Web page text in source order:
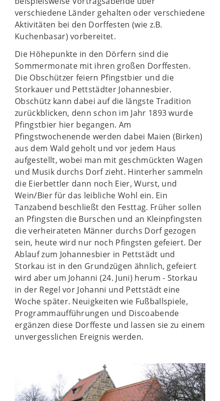
verschiedene Länder gehalten oder verschiedene
Aktivitäten bei den Dorffesten (wie z.B.
Kuchenbasar) vorbereitet.
Die Höhepunkte in den Dörfern sind die
Sommermonate mit ihren großen Dorffesten.
Die Obschützer feiern Pfingstbier und die
Storkauer und Pettstädter Johannesbier.
Obschütz kann dabei auf die längste Tradition
zurückblicken, denn schon im Jahr 1893 wurde
Pfingstbier hier begangen. Am
Pfingstwochenende werden dabei Maien (Birken)
aus dem Wald geholt und vor jedem Haus
aufgestellt, wobei man mit geschmückten Wagen
und Musik durchs Dorf zieht. Hinterher sammeln
die Eierbettler dann noch Eier, Wurst, und
Wein/Bier für das leibliche Wohl ein. Ein
Tanzabend beschließt den Festtag. Früher sollen
an Pfingsten die Burschen und an Kleinpfingsten
die verheirateten Männer durchs Dorf gezogen
sein, heute wird nur noch Pfingsten gefeiert. Der
Ablauf zum Johannesbier in Pettstädt und
Storkau ist in den Grundzügen ähnlich, gefeiert
wird aber um Johanni (24. Juni) herum - Storkau
in der Regel vor Johanni und Pettstädt eine
Woche später. Neuigkeiten wie Fußballspiele,
Programmaufführungen und Discoabende
ergänzen diese Dorffeste und lassen sie zu einem
unvergesslichen Ereignis werden.